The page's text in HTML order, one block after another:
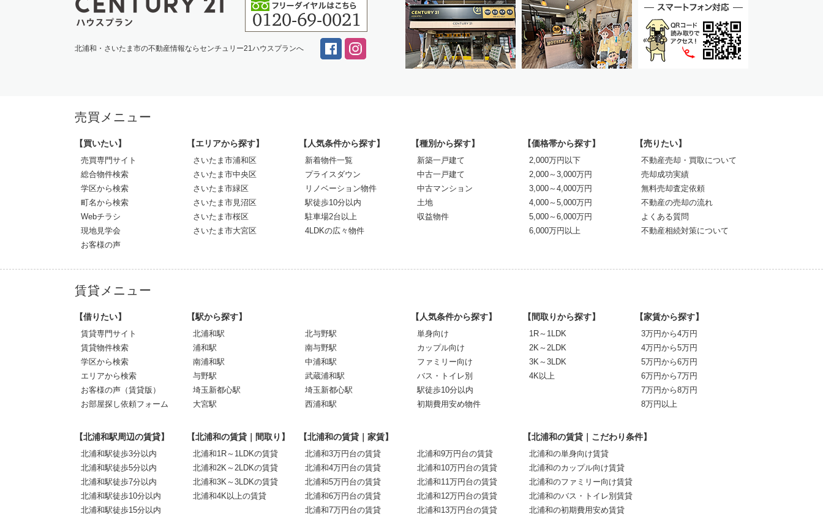
北浦和・さいたま市の不動産情報ならセンチュリー21ハウスプランへ
売買メニュー
【買いたい】
売買専門サイト
総合物件検索
学区から検索
町名から検索
Webチラシ
現地見学会
お客様の声
【エリアから探す】
さいたま市浦和区
さいたま市中央区
さいたま市緑区
さいたま市見沼区
さいたま市桜区
さいたま市大宮区
【人気条件から探す】
新着物件一覧
プライスダウン
リノベーション物件
駅徒歩10分以内
駐車場2台以上
4LDKの広々物件
【種別から探す】
新築一戸建て
中古一戸建て
中古マンション
土地
収益物件
【価格帯から探す】
2,000万円以下
2,000～3,000万円
3,000～4,000万円
4,000～5,000万円
5,000～6,000万円
6,000万円以上
【売りたい】
不動産売却・買取について
売却成功実績
無料売却査定依頼
不動産の売却の流れ
よくある質問
不動産相続対策について
賃貸メニュー
【借りたい】
賃貸専門サイト
賃貸物件検索
学区から検索
エリアから検索
お客様の声（賃貸版）
お部屋探し依頼フォーム
【駅から探す】
北浦和駅
浦和駅
南浦和駅
与野駅
埼玉新都心駅
大宮駅
北与野駅
南与野駅
中浦和駅
武蔵浦和駅
埼玉新都心駅
西浦和駅
【人気条件から探す】
単身向け
カップル向け
ファミリー向け
バス・トイレ別
駅徒歩10分以内
初期費用安め物件
【間取りから探す】
1R～1LDK
2K～2LDK
3K～3LDK
4K以上
【家賃から探す】
3万円から4万円
4万円から5万円
5万円から6万円
6万円から7万円
7万円から8万円
8万円以上
【北浦和駅周辺の賃貸】
北浦和駅徒歩3分以内
北浦和駅徒歩5分以内
北浦和駅徒歩7分以内
北浦和駅徒歩10分以内
北浦和駅徒歩15分以内
【北浦和の賃貸｜間取り】
北浦和1R～1LDKの賃貸
北浦和2K～2LDKの賃貸
北浦和3K～3LDKの賃貸
北浦和4K以上の賃貸
【北浦和の賃貸｜家賃】
北浦和3万円台の賃貸
北浦和4万円台の賃貸
北浦和5万円台の賃貸
北浦和6万円台の賃貸
北浦和7万円台の賃貸
北浦和9万円台の賃貸
北浦和10万円台の賃貸
北浦和11万円台の賃貸
北浦和12万円台の賃貸
北浦和13万円台の賃貸
【北浦和の賃貸｜こだわり条件】
北浦和の単身向け賃貸
北浦和のカップル向け賃貸
北浦和のファミリー向け賃貸
北浦和のバス・トイレ別賃貸
北浦和の初期費用安め賃貸